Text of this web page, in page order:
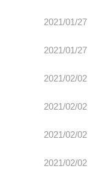
2021/01/27
2021/01/27
2021/02/02
2021/02/02
2021/02/02
2021/02/02